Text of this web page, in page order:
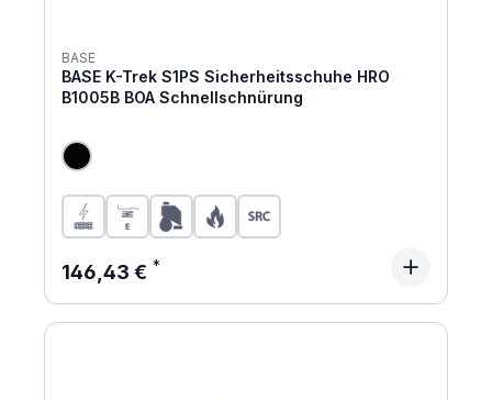
BASE
BASE K-Trek S1PS Sicherheitsschuhe HRO
B1005B BOA Schnellschnürung
Regulärer Preis:
146,43 €